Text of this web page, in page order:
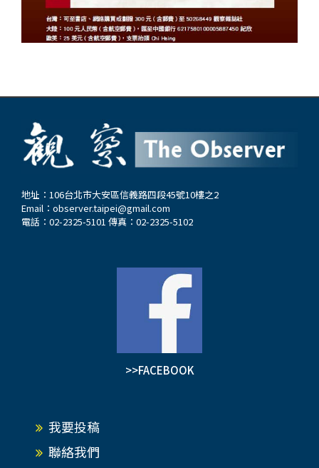
地址：106台北市大安區信義路四段45號10樓之2
Email： observer.taipei@gmail.com
電話：02-2325-5101 傳真：02-2325-5102
>>FACEBOOK
我要投稿
聯絡我們